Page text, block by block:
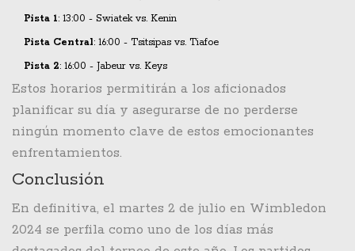
Pista 1: 13:00 - Swiatek vs. Kenin
Pista Central: 16:00 - Tsitsipas vs. Tiafoe
Pista 2: 16:00 - Jabeur vs. Keys
Estos horarios permitirán a los aficionados
planificar su día y asegurarse de no perderse
ningún momento clave de estos emocionantes
enfrentamientos.
Conclusión
En definitiva, el martes 2 de julio en Wimbledon
2024 se perfila como uno de los días más